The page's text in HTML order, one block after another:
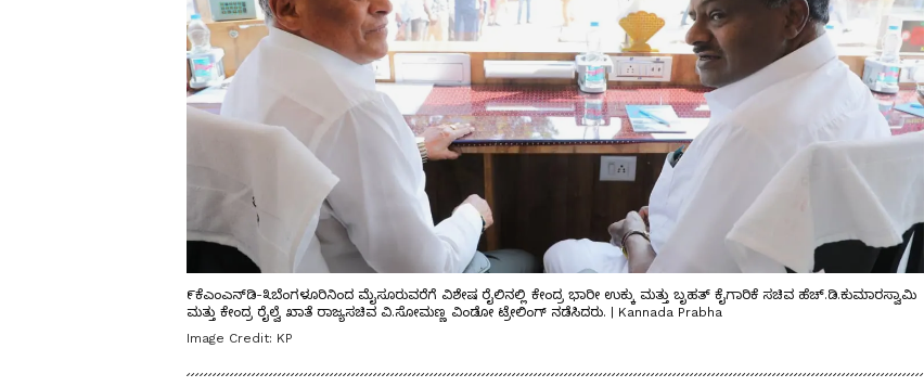
೯ಕೆಎಂಎನ್‌ಡಿ-೩ಬೆಂಗಳೂರಿನಿಂದ ಮೈಸೂರುವರೆಗೆ ವಿಶೇಷ ರೈಲಿನಲ್ಲಿ ಕೇಂದ್ರ ಭಾರೀ ಉಕ್ಕು ಮತ್ತು ಬೃಹತ್ ಕೈಗಾರಿಕೆ ಸಚಿವ ಹೆಚ್.ಡಿ.ಕುಮಾರಸ್ವಾಮಿ
ಮತ್ತು ಕೇಂದ್ರ ರೈಲ್ವೆ ಖಾತೆ ರಾಜ್ಯಸಚಿವ ವಿ.ಸೋಮಣ್ಣ ವಿಂಡೋ ಟ್ರೇಲಿಂಗ್ ನಡೆಸಿದರು. | Kannada Prabha
Image Credit: KP